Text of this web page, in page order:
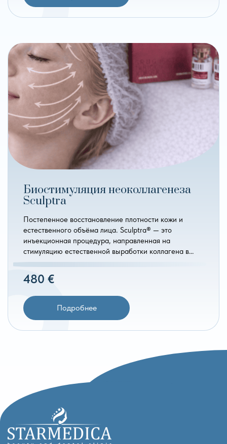
Биостимуляция неоколлагенеза
Sculptra
Постепенное восстановление плотности кожи и
естественного объёма лица. Sculptra® — это
инъекционная процедура, направленная на
стимуляцию естественной выработки коллагена в…
480 €
Подробнее